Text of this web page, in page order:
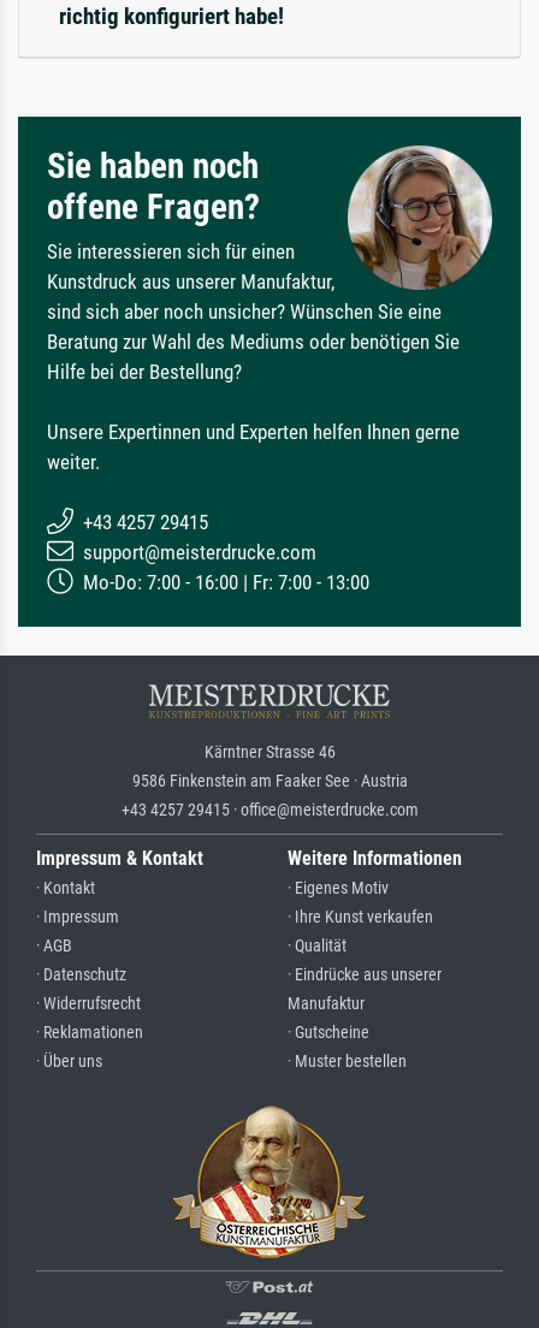
richtig konfiguriert habe!
Sie haben noch
offene Fragen?
Sie interessieren sich für einen
Kunstdruck aus unserer Manufaktur,
sind sich aber noch unsicher? Wünschen Sie eine
Beratung zur Wahl des Mediums oder benötigen Sie
Hilfe bei der Bestellung?
Unsere Expertinnen und Experten helfen Ihnen gerne
weiter.
+43 4257 29415
support@meisterdrucke.com
Mo-Do: 7:00 - 16:00 | Fr: 7:00 - 13:00
Kärntner Strasse 46
9586 Finkenstein am Faaker See · Austria
+43 4257 29415 · office@meisterdrucke.com
Impressum & Kontakt
· Kontakt
· Impressum
· AGB
· Datenschutz
· Widerrufsrecht
· Reklamationen
· Über uns
Weitere Informationen
· Eigenes Motiv
· Ihre Kunst verkaufen
· Qualität
· Eindrücke aus unserer
Manufaktur
· Gutscheine
· Muster bestellen